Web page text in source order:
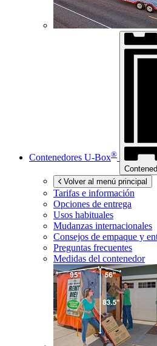
Contenedores U-Box®
Volver al menú principal
Tarifas e información
Opciones de entrega
Usos habituales
Mudanzas internacionales
Consejos de empaque y
Preguntas frecuentes
Medidas del contenedor